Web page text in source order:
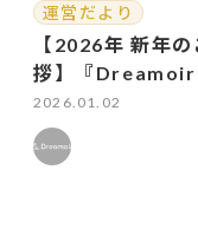
運営だより
【2026年 新年
拶】『
リモワ）』が描く
らの物語
2026.01.02